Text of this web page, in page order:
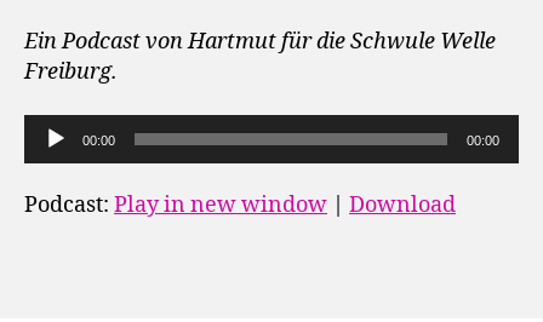
Ein Podcast von Hartmut für die Schwule Welle
Freiburg.
u
d
00:00 00:00
Podcast: Play in new window Download